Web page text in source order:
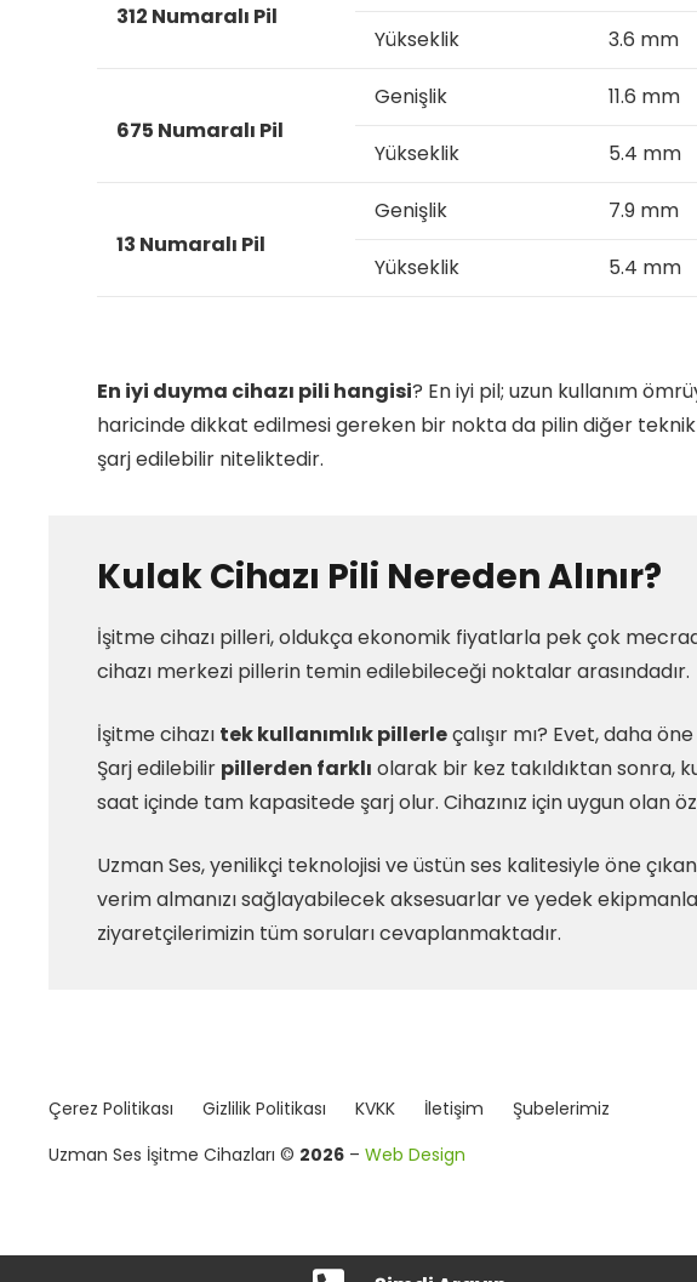
312 Numaralı Pil
Yükseklik 3.6 mm
675 Numaralı Pil
Genişlik 11.6 mm
Yükseklik 5.4 mm
13 Numaralı Pil
Genişlik 7.9 mm
Yükseklik 5.4 mm
En iyi duyma cihazı pili hangisi? En iyi pil; uzun kullanım
haricinde dikkat edilmesi gereken bir nokta da pilin diğer
şarj edilebilir niteliktedir.
Kulak Cihazı Pili Nereden Alınır?
İşitme cihazı pilleri, oldukça ekonomik fiyatlarla pek çok
cihazı merkezi pillerin temin edilebileceği noktalar arasındadır.
İşitme cihazı tek kullanımlık pillerleçalışır mı? Evet, daha
Şarj edilebilir pillerden farklı olarak bir kez takıldıktan sonra,
saat içinde tam kapasitede şarj olur. Cihazınız için uygun olan
Uzman Ses, yenilikçi teknolojisi ve üstün ses kalitesiyle öne çıkan
verim almanızı sağlayabilecek aksesuarlar ve yedek
ziyaretçilerimizin tüm soruları cevaplanmaktadır.
Çerez Politikası Gizlilik Politikası KVKK İletişim
Şubelerimiz
Uzman Ses İşitme Cihazları © 2026 – Web Design